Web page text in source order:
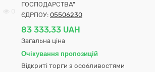
ГОСПОДАРСТВА"
ЄДРПОУ: 05506230
83 333,33 UAH
Загальна ціна
Очікування пропозицій
Відкриті торги з особливостями